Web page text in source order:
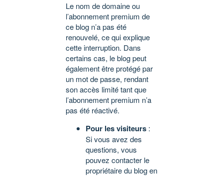
Le nom de domaine ou
l’abonnement premium de
ce blog n’a pas été
renouvelé, ce qui explique
cette interruption. Dans
certains cas, le blog peut
également être protégé par
un mot de passe, rendant
son accès limité tant que
l’abonnement premium n’a
pas été réactivé.
Pour les visiteurs :
Si vous avez des
questions, vous
pouvez contacter le
propriétaire du blog en